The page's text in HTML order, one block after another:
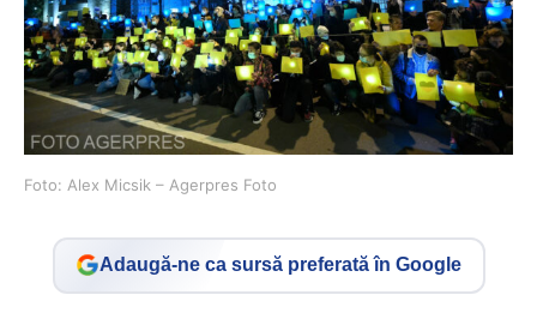
Foto: Alex Micsik – Agerpres Foto
Adaugă-ne ca sursă preferată în Google